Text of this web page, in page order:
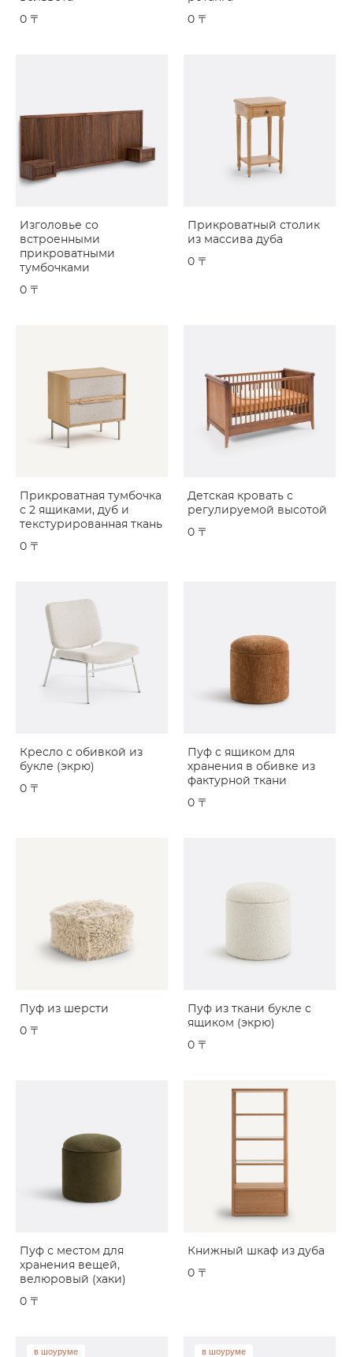
0 〒
0 〒
Изголовье со
встроенными
прикроватными
тумбочками
0 〒
Прикроватный столик
из массива дуба
0 〒
Прикроватная тумбочка
с 2 ящиками, дуб и
текстурированная ткань
0 〒
Детская кровать с
регулируемой высотой
0 〒
Кресло с обивкой из
букле (экрю)
0 〒
Пуф с ящиком для
хранения в обивке из
фактурной ткани
0 〒
Пуф из шерсти
0 〒
Пуф из ткани букле с
ящиком (экрю)
0 〒
Пуф с местом для
хранения вещей,
велюровый (хаки)
0 〒
Книжный шкаф из дуба
0 〒
в шоуруме в шоуруме